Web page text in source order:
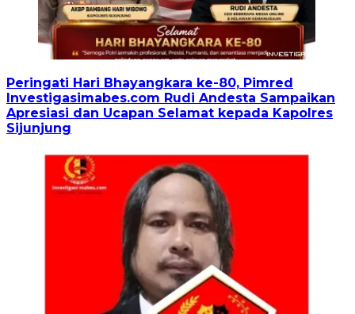
Peringati Hari Bhayangkara ke-80, Pimred
Investigasimabes.com Rudi Andesta Sampaikan
Apresiasi dan Ucapan Selamat kepada Kapolres
Sijunjung